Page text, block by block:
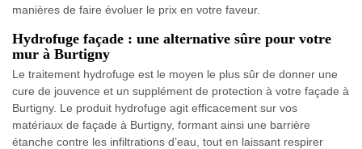
manières de faire évoluer le prix en votre faveur.
Hydrofuge façade : une alternative sûre pour votre
mur à Burtigny
Le traitement hydrofuge est le moyen le plus sûr de donner une
cure de jouvence et un supplément de protection à votre façade à
Burtigny. Le produit hydrofuge agit efficacement sur vos
matériaux de façade à Burtigny, formant ainsi une barrière
étanche contre les infiltrations d’eau, tout en laissant respirer